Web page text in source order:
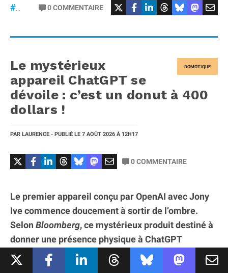
#iPhone
0COMMENTAIRE
DOMOTIQUE
Le mystérieux
appareil ChatGPT se
dévoile : c’est un donut à 400
dollars !
PAR LAURENCE - PUBLIÉ LE 7 AOÛT 2026 À 12H17
0COMMENTAIRE
Le premier appareil conçu par OpenAI avec Jony
Ive commence doucement à sortir de l’ombre.
Selon Bloomberg, ce mystérieux produit destiné à
donner une présence physique à ChatGPT
prendrait la forme d’un étonnant appareil
circulaire, proche d’un petit donut, capable de